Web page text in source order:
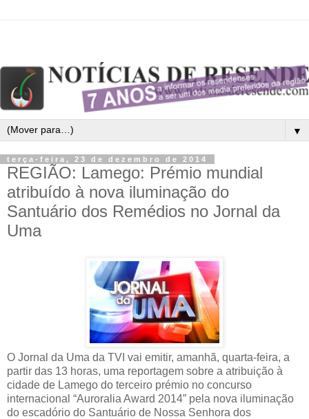
▼
terça-feira, 23 de dezembro de 2014
REGIÃO: Lamego: Prémio mundial
atribuído à nova iluminação do
Santuário dos Remédios no Jornal da
Uma
O Jornal da Uma da TVI vai emitir, amanhã, quarta-feira, a
partir das 13 horas, uma reportagem sobre a atribuição à
cidade de Lamego do terceiro prémio no concurso
internacional “Auroralia Award 2014” pela nova iluminação
do escadório do Santuário de Nossa Senhora dos